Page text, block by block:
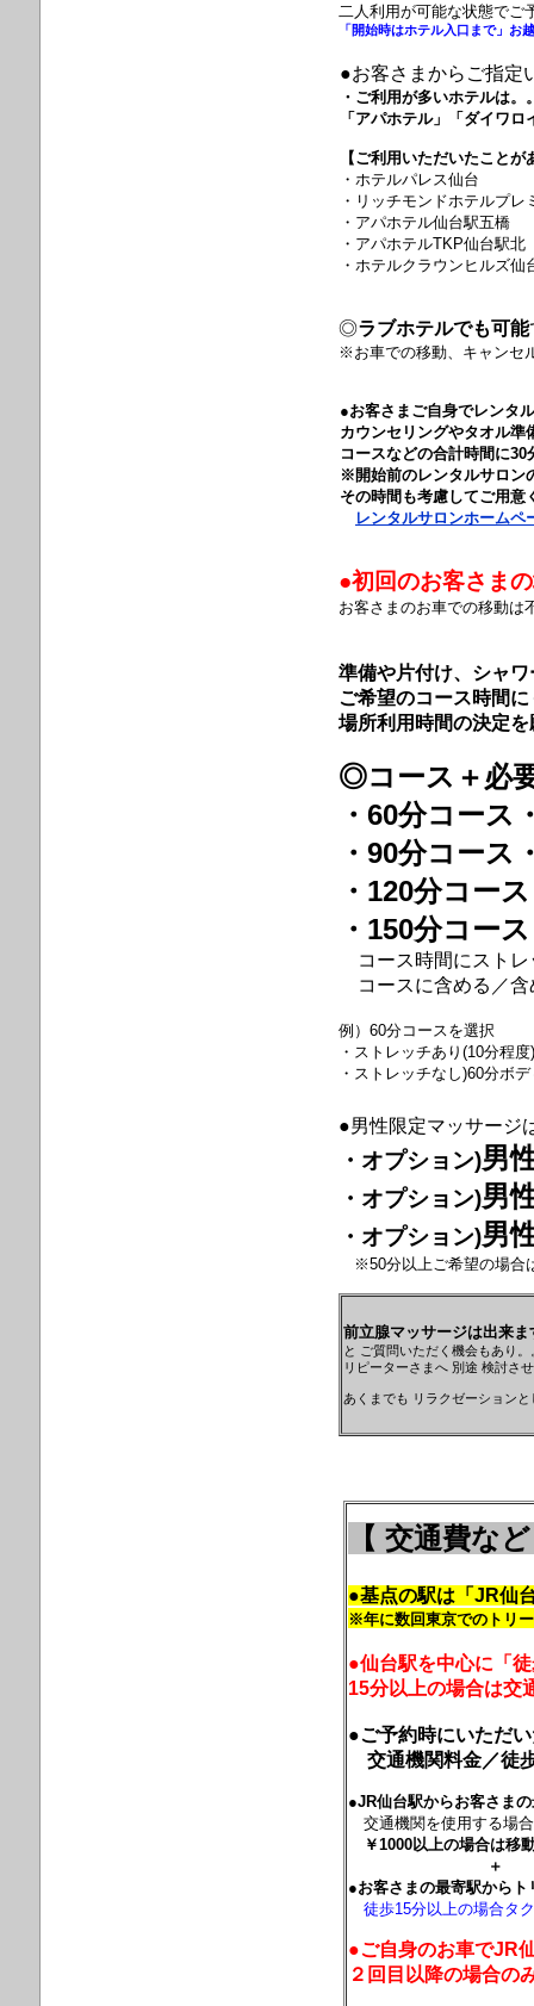
二人利用が可能な状態でご
「開始時はホテル入口まで」お
●お客さまからご指定
・ ご利用が多いホテルは。
「アパホテル」「ダイワ
【ご利用いただいたことが
・ホテルパレス仙台
・リッチモンドホテルプレ
・アパホテル仙台駅五橋
・アパホテルTKP仙台駅北
・ホテルクラウンヒルズ
◎ラブホテルでも可能
※お車での移動、キャンセ
●お客さまご自身でレンタ
カウンセリングやタオル準
コースなどの合計時間に
※開始前のレンタルサロン
その時間も考慮してご用意
レンタルサロンホームペ
●初回のお客さま
お客さまのお車での移動は
準備や片付け、シャ
ご希望のコース時間
場所利用時間の決定
◎コース＋必
・60分コース
・90分コース
・120分コー
・150分コー
コース時間にストレ
コースに含める／含
例）60分コースを選択
・ストレッチあり(10分程
・ストレッチなし)60分ボ
●男性限定マッサージ
・ オプション)男
・オプション)男
・オプション)男
※50分以上ご希望の場合
前立腺マッサージは出来ま
と ご質問いただく機会もあり。
リピーターさまへ 別途 検討さ
あくまでも リラクゼーション
【 交通費な
●基点の駅は「JR仙
※年に数回東京でのトリ
●仙台駅を中心に「
15分以上の場合は交
●ご予約時にいただ
交通機関料金／徒
●JR仙台駅からお客さま
交通機関を使用する場
￥1000以上の場合は移
＋
●お客さまの最寄駅から
徒歩15分以上の場合タ
●ご自身のお車でJR
２回目以降の場合の